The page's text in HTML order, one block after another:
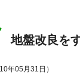
地盤改良を
年05月31日）